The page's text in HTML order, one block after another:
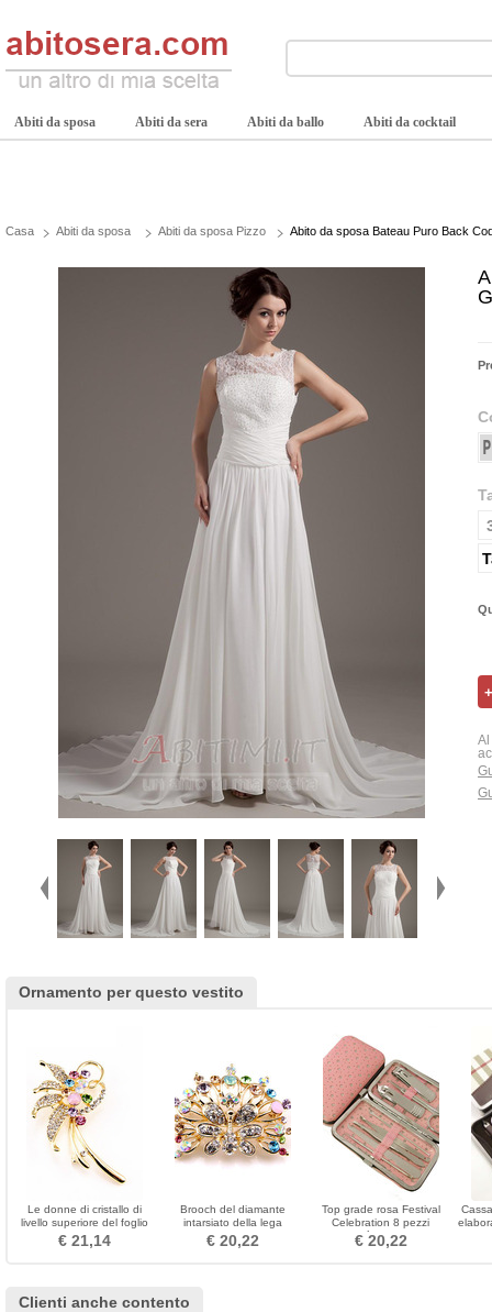
Abiti da sposa Abiti da sera Abiti da ballo Abiti da cocktail
Casa Abiti da sposa Abiti da sposa Pizzo Abito da sposa Bateau Puro Back
Al
Ornamento per questo vestito
Le donne di cristallo di
livello superiore del foglio
del diamante intarsiato
fioriscono il brooch
€ 21,14
Brooch del diamante
intarsiato della lega
splendida del grado
superiore di Phoenix
€ 20,22
Top grade rosa Festival
Celebration 8 pezzi
Pubblicità Nail Clippers
€ 20,22
Clienti anche contento